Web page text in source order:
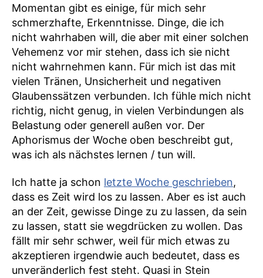
Momentan gibt es einige, für mich sehr
schmerzhafte, Erkenntnisse. Dinge, die ich
nicht wahrhaben will, die aber mit einer solchen
Vehemenz vor mir stehen, dass ich sie nicht
nicht wahrnehmen kann. Für mich ist das mit
vielen Tränen, Unsicherheit und negativen
Glaubenssätzen verbunden. Ich fühle mich nicht
richtig, nicht genug, in vielen Verbindungen als
Belastung oder generell außen vor. Der
Aphorismus der Woche oben beschreibt gut,
was ich als nächstes lernen / tun will.
Ich hatte ja schon letzte Woche geschrieben,
dass es Zeit wird los zu lassen. Aber es ist auch
an der Zeit, gewisse Dinge zu zu lassen, da sein
zu lassen, statt sie wegdrücken zu wollen. Das
fällt mir sehr schwer, weil für mich etwas zu
akzeptieren irgendwie auch bedeutet, dass es
unveränderlich fest steht. Quasi in Stein